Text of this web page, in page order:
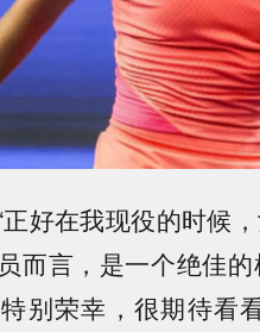
好在我现役的时候
而言，是一个绝佳
别荣幸，很期待看